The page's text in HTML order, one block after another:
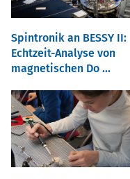
Spintronik an BESSY II:
Echtzeit-Analyse von
magnetischen Do ...